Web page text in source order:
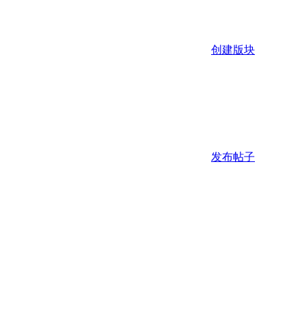
创建版块
发布帖子